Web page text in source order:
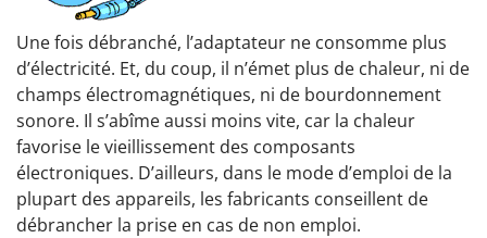
Une fois débranché, l’adaptateur ne consomme plus
d’électricité. Et, du coup, il n’émet plus de chaleur, ni de
champs électromagnétiques, ni de bourdonnement
sonore. Il s’abîme aussi moins vite, car la chaleur
favorise le vieillissement des composants
électroniques. D’ailleurs, dans le mode d’emploi de la
plupart des appareils, les fabricants conseillent de
débrancher la prise en cas de non emploi.